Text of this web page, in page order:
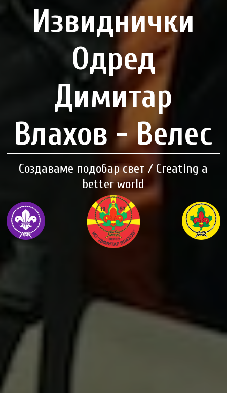
Извиднички
Одред
Димитар
Влахов - Велес
Создаваме подобар свет / Creating a
better world